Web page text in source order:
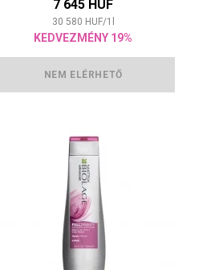
7 645 HUF
30 580 HUF/1
KEDVEZMÉNY 19%
NEM ELÉRHETŐ